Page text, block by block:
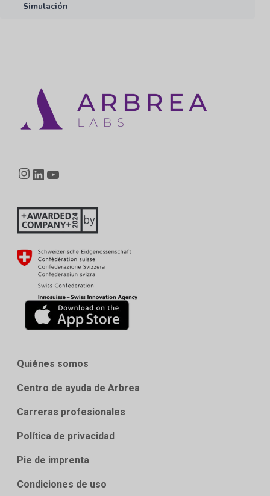
Simulación
Instagram
LinkedIn
Quiénes somos
Centro de ayuda de Arbrea
Carreras profesionales
Política de privacidad
Pie de imprenta
Condiciones de uso